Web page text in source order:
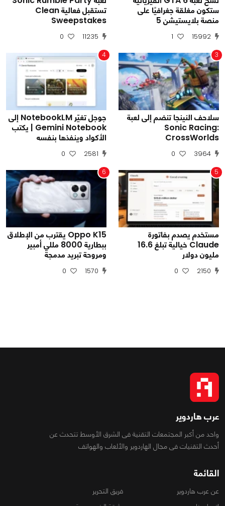
ستكون مغلقة جغرافيًا على
منصة بلايستيشن 5
15992
1
تستقبل فعالية Clean
Sweepstakes
11235
0
3
سلاحف النينجا تنضم إلى لعبة
Sonic Racing:
CrossWorlds
3964
0
4
جوجل تغيّر NotebookLM إلى
Gemini Notebook | يكتب
الأكواد وينفذها بنفسه
2581
0
5
مستخدم يصدم بفاتورة
Claude خيالية تبلغ 16.6
مليون دولار
2150
0
6
Oppo K15 يقترب من الإطلاق
ببطارية 8000 مللي أمبير
ومروحة تبريد مدمجة
1570
0
عرب هاردوير
واحد من أكبر المجتمعات التقنية فى الشرق الأوسط تتحدث عن
أحدث التقنيات فى مجال الهاردوير والألعاب والهواتف
القائمة
عن عرب هاردوير
فريق التحرير